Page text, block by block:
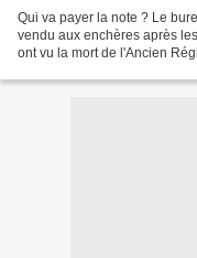
Qui va payer la note ? Le
vendu aux enchères après
ont vu la mort de l'Ancien